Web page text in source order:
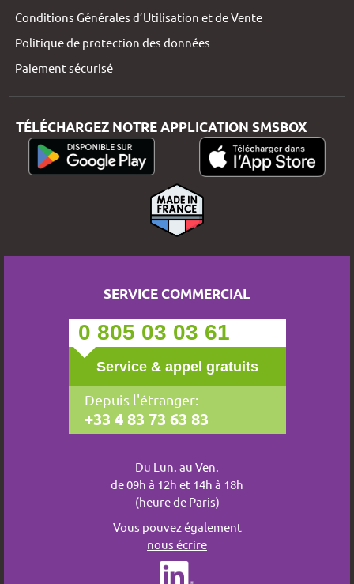
Conditions Générales d’Utilisation et de Vente
Politique de protection des données
Paiement sécurisé
TÉLÉCHARGEZ NOTRE APPLICATION SMSBOX
SERVICE COMMERCIAL
0 805 03 03 61
Service & appel gratuits
Depuis l'étranger:
+33 4 83 73 63 83
Du Lun. au Ven.
de 09h à 12h et 14h à 18h
(heure de Paris)
Vous pouvez également
nous écrire